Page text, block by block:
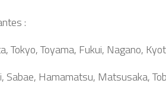
:
Tokyo, Toyama, Fukui, Nagano,
Hamamatsu, Matsusaka,